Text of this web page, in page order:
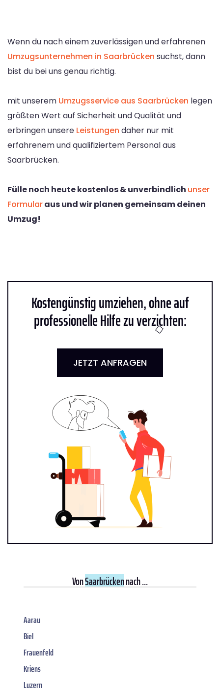
Wenn du nach einem zuverlässigen und erfahrenen
Umzugsunternehmen in Saarbrücken suchst, dann
bist du bei uns genau richtig.
mit unserem Umzugsservice aus Saarbrücken legen
größten Wert auf Sicherheit und Qualität und
erbringen unsere Leistungen daher nur mit
erfahrenem und qualifiziertem Personal aus
Saarbrücken.
Fülle noch heute kostenlos & unverbindlich unser
Formularaus und wir planen gemeinsam deinen
Umzug!
Kostengünstig umziehen, ohne auf
professionelle Hilfe zu verzichten:
JETZT ANFRAGEN
VonSaarbrückennach ...
Aarau
Biel
Frauenfeld
Kriens
Luzern